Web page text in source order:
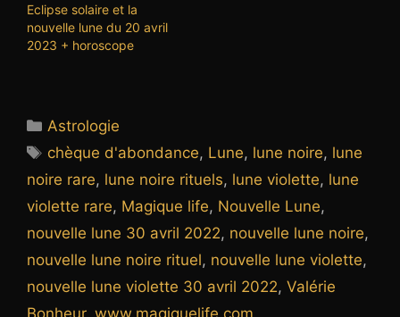
Eclipse solaire et la
nouvelle lune du 20 avril
2023 + horoscope
Catégories
Astrologie
Étiquettes
chèque d'abondance, Lune, lune noire, lune
noire rare, lune noire rituels, lune violette, lune
violette rare, Magique life, Nouvelle Lune,
nouvelle lune 30 avril 2022, nouvelle lune noire,
nouvelle lune noire rituel, nouvelle lune violette,
nouvelle lune violette 30 avril 2022, Valérie
Bonheur, www.magiquelife.com